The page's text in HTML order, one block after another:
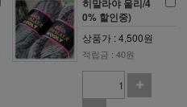
히말라야 울리/4
0% 할인중)
상품가 : 4,500원
적립금 : 40원